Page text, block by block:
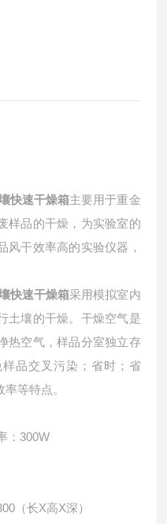
快速干燥箱主要用于重金
样品的干燥，为实验室的
风干效率高的实验仪器，
快速干燥箱采用模拟室内
土壤的干燥。干燥空气是
热空气，样品分室独立存
品交叉污染；省时；省
等特点。
：300W
（长X高X深）